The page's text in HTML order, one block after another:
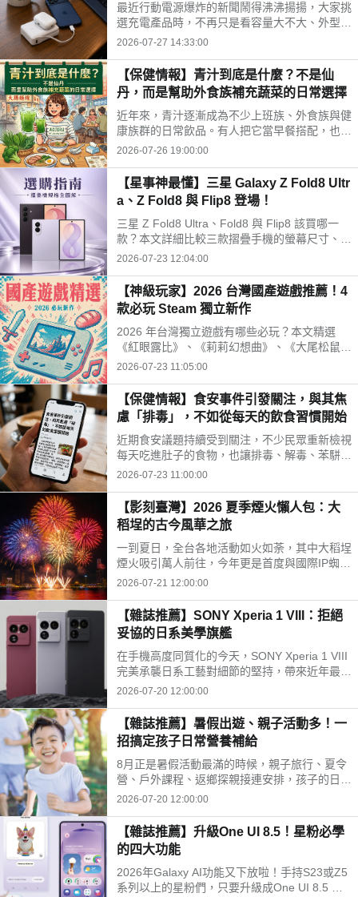
最近行動電源爆炸的新聞鬧得沸沸揚揚，大家挑
選充電產品時，不再只是看容量大不大、外型美
不美，更多是在問「這顆會不會爆？」剛好最近
00 固態磁吸防爆行動電源，直接開箱實測，帶
大家看這款號稱防爆的固態磁吸行動電源到底值
不值得入手。
2026-07-27 14:33:00
【保健情報】青汁到底是什麼？不是仙
丹，而是幫助外食族補充蔬菜的日常選擇
近年來，青汁逐漸成為不少上班族、外食族與健
康族群的日常飲品。有人把它當早餐搭配，也有
人下午沖一杯補充營養，但也因為網路資訊眾
2026-07-26 19:00:00
【星事神最懂】三星 Galaxy Z Fold8 Ultr
a、Z Fold8 與 Flip8 登場！
三星 Z Fold8 Ultra、Fold8 與 Flip8 該買哪一
款？本文詳細比較三款摺疊手機的螢幕尺寸、相
機規格與電池續航力。Fold8 Ultra 主打 8 吋大
Flip8 擁有 4.1 吋封面螢幕，幫你精準挑選最合
適機型。
2026-07-23 12:04:00
【神級玩家】2026 台灣國產遊戲推薦！4
款必玩 Steam 獨立新作
2026 年台灣獨立遊戲有哪些必玩？本文精選
《紅眼露比》、《莉莉幻想曲》、《大尾松鼠》
與《亞路塔》四款 2026 年 Steam 台灣國產遊
營、點擊解謎與節奏打擊等不同玩法風格，提供
遊戲價格、平台需求與實測選購建議，幫你迅速
找到最適合的國產遊戲！
2026-07-23 11:05:00
【保健情報】食安事件引發關注，與其焦
慮「排毒」，不如從每天的飲食習慣開始
近期食安議題持續受到關注，不少民眾重新檢視
每天吃進肚子的食物，也讓排毒、解毒、苯駢芘
等成為熱門話題。營養師提醒，與其找尋快速排
要的長久方法。
2026-07-23 11:00:00
【影刻臺灣】2026 夏季煙火懶人包：大
稻埕的古今風華之旅
一到夏日，全台各地活動如火如荼，其中大稻埕
煙火吸引萬人前往，今年更是首度與國際IP蜘蛛
人聯名，搭配無人機與原版電影配樂點亮台北夜
鄉，被稱為「台灣華爾街」，住滿了百億身家的
富豪家族，後來茶葉貿易衰退導致沒落，卻仍留
下許多有特色的古蹟及歷史景點，就讓我們一起
來看大稻埕的古今風華吧！
2026-07-21 12:00:00
【雜誌推薦】SONY Xperia 1 VIII：拒絕
妥協的日系美學旗艦
在手機高度同質化的今天，SONY Xperia 1 VIII
完美承襲日系工藝對細節的堅持，帶來近年最震
撼的革新。不單是規格的例行升級，更是將AI技
玩家，遞出最難以抗拒的邀請函。
2026-07-20 12:00:00
【雜誌推薦】暑假出遊、親子活動多！一
招搞定孩子日常營養補給
8月正是暑假活動最滿的時候，親子旅行、夏令
營、戶外課程、返鄉探親接連安排，孩子的日常
作息與飲食節奏容易跟著變動。除了準備防曬、
中，幫孩子維持穩定的日常營養補給。
2026-07-20 12:00:00
【雜誌推薦】升級One UI 8.5！星粉必學
的四大功能
2026年Galaxy AI功能又下放啦！手持S23或Z5
系列以上的星粉們，只要升級成One UI 8.5 也